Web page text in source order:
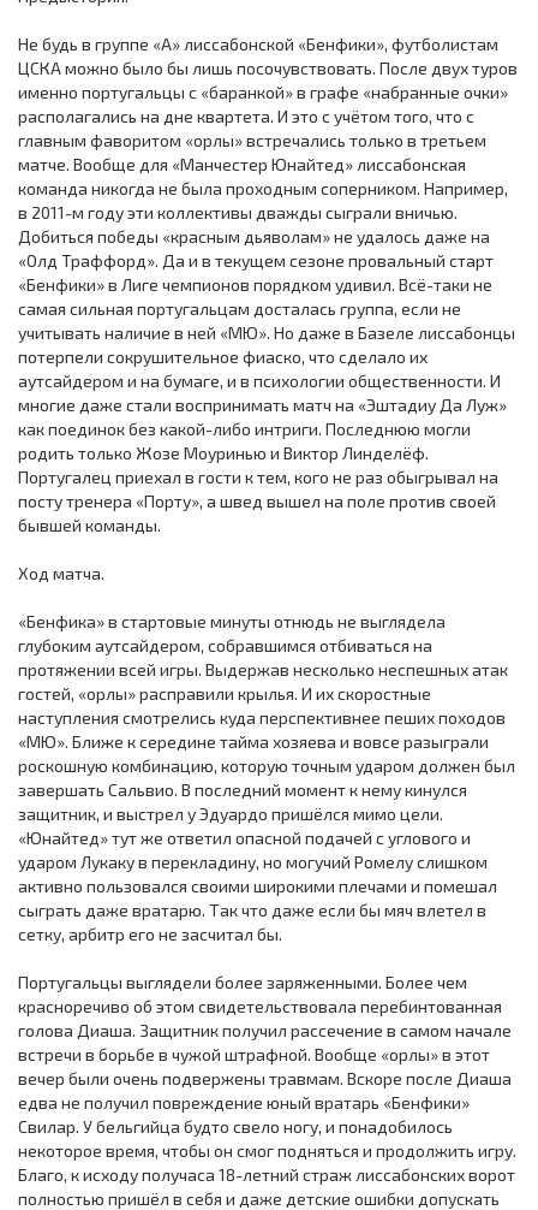
Не будь в группе «А» лиссабонской «Бенфики», футболистам
ЦСКА можно было бы лишь посочувствовать. После двух туров
именно португальцы с «баранкой» в графе «набранные очки»
располагались на дне квартета. И это с учётом того, что с
главным фаворитом «орлы» встречались только в третьем
матче. Вообще для «Манчестер Юнайтед» лиссабонская
команда никогда не была проходным соперником. Например,
в 2011-м году эти коллективы дважды сыграли вничью.
Добиться победы «красным дьяволам» не удалось даже на
«Олд Траффорд». Да и в текущем сезоне провальный старт
«Бенфики» в Лиге чемпионов порядком удивил. Всё-таки не
самая сильная португальцам досталась группа, если не
учитывать наличие в ней «МЮ». Но даже в Базеле лиссабонцы
потерпели сокрушительное фиаско, что сделало их
аутсайдером и на бумаге, и в психологии общественности. И
многие даже стали воспринимать матч на «Эштадиу Да Луж»
как поединок без какой-либо интриги. Последнюю могли
родить только Жозе Моуринью и Виктор Линделёф.
Португалец приехал в гости к тем, кого не раз обыгрывал на
посту тренера «Порту», а швед вышел на поле против своей
бывшей команды.
Ход матча.
«Бенфика» в стартовые минуты отнюдь не выглядела
глубоким аутсайдером, собравшимся отбиваться на
протяжении всей игры. Выдержав несколько неспешных атак
гостей, «орлы» расправили крылья. И их скоростные
наступления смотрелись куда перспективнее пеших походов
«МЮ». Ближе к середине тайма хозяева и вовсе разыграли
роскошную комбинацию, которую точным ударом должен был
завершать Сальвио. В последний момент к нему кинулся
защитник, и выстрел у Эдуардо пришёлся мимо цели.
«Юнайтед» тут же ответил опасной подачей с углового и
ударом Лукаку в перекладину, но могучий Ромелу слишком
активно пользовался своими широкими плечами и помешал
сыграть даже вратарю. Так что даже если бы мяч влетел в
сетку, арбитр его не засчитал бы.
Португальцы выглядели более заряженными. Более чем
красноречиво об этом свидетельствовала перебинтованная
голова Диаша. Защитник получил рассечение в самом начале
встречи в борьбе в чужой штрафной. Вообще «орлы» в этот
вечер были очень подвержены травмам. Вскоре после Диаша
едва не получил повреждение юный вратарь «Бенфики»
Свилар. У бельгийца будто свело ногу, и понадобилось
некоторое время, чтобы он смог подняться и продолжить игру.
Благо, к исходу получаса 18-летний страж лиссабонских ворот
полностью пришёл в себя и даже детские ошибки допускать